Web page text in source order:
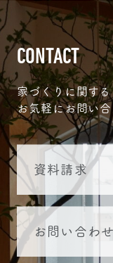
CONTACT
家づくりに関す
お気軽にお問い合
資料請求
お問い合わせ